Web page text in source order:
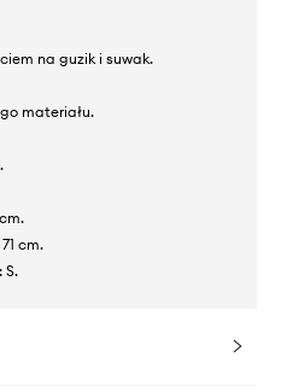
na guzik i suwak.
materiału.
cm.
S.